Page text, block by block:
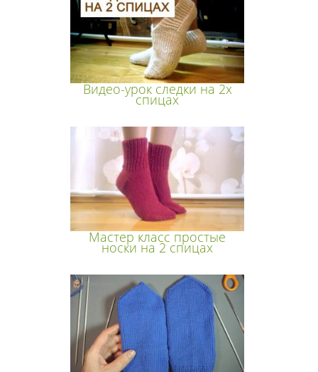
Видео-урок следки на 2х
спицах
Мастер класс простые
носки на 2 спицах